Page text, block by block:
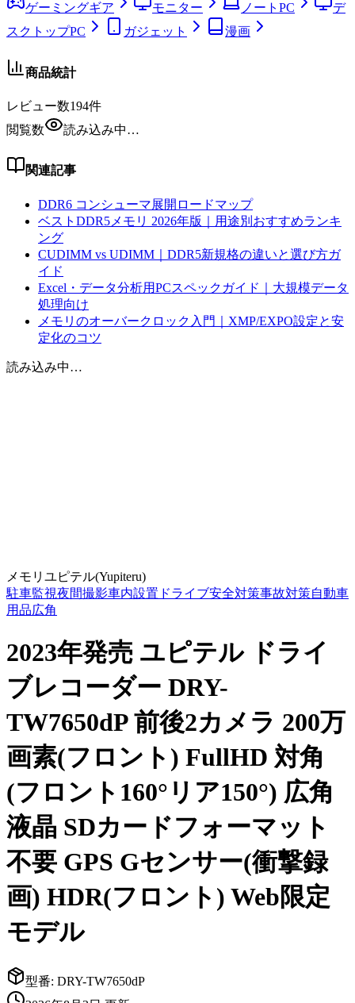
ゲーミングギア モニター ノートPC
デ
スクトップPC
ガジェット 漫画
商品統計
レビュー数194件
閲覧数
読み込み中…
関連記事
DDR6 コンシューマ展開ロードマップ
ベストDDR5メモリ 2026年版｜用途別おすすめランキ
ング
CUDIMM vs UDIMM｜DDR5新規格の違いと選び方ガ
イド
Excel・データ分析用PCスペックガイド｜大規模データ
処理向け
メモリのオーバークロック入門｜XMP/EXPO設定と安
定化のコツ
読み込み中…
メモリ ユピテル(Yupiteru)
駐車監視夜間撮影車内設置 ドライブ安全対策事故対策自動車
用品広角
2023年発売 ユピテル ドライ
ブレコーダー DRY-
TW7650dP 前後2カメラ 200万
画素(フロント) FullHD 対角
(フロント160°リア150°) 広角
液晶 SDカードフォーマット
不要 GPS Gセンサー(衝撃録
画) HDR(フロント) Web限定
モデル
型番: DRY-TW7650dP